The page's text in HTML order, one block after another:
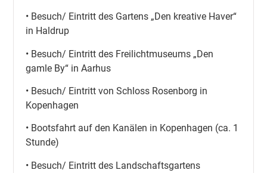
• Besuch/ Eintritt des Gartens „Den kreative Haver“
in Haldrup
• Besuch/ Eintritt des Freilichtmuseums „Den
gamle By“ in Aarhus
• Besuch/ Eintritt von Schloss Rosenborg in
Kopenhagen
• Bootsfahrt auf den Kanälen in Kopenhagen (ca. 1
Stunde)
• Besuch/ Eintritt des Landschaftsgartens